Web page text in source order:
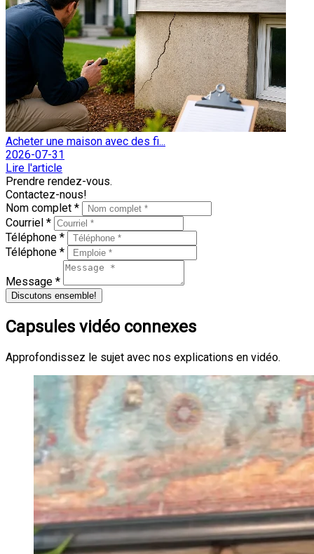
Acheter une maison avec des fi...
2026-07-31
Lire l'article
Prendre rendez-vous.
Contactez-nous!
Nom complet *
Courriel *
Téléphone *
Téléphone *
Message *
Discutons ensemble!
Capsules vidéo connexes
Approfondissez le sujet avec nos explications en vidéo.